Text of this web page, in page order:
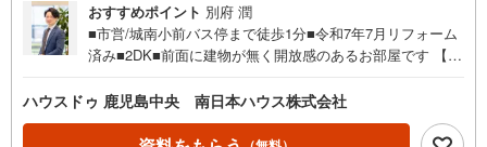
おすすめポイント 別府 潤
■市営/城南小前バス停まで徒歩1分■令和7年7月リフォーム
済み■2DK■前面に建物が無く開放感のあるお部屋です 【即
】＝リフォーム内容＝令和7年7月 壁（クロス張替え・塗
装・キッチンパネル張替え）、床（フロアタイル張り）、
水回り（キッチン・ユニットバス・防水パン）など■周辺環
ハウスドゥ 鹿児島中央 南日本ハウス株式会社